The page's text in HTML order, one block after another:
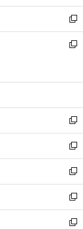
開
く
ウ
で
開
く
ン
ド
ウ
で
ウ
ィ
ン
ド
開
新
し
い
ン
ウ
で
開
く
新
ウ
ン
ド
ウ
で
開
く
新
し
い
ウ
ィ
ン
ド
ウ
で
新
し
い
ウ
ィ
ン
ド
新
し
い
ウ
ィ
新
し
い
新